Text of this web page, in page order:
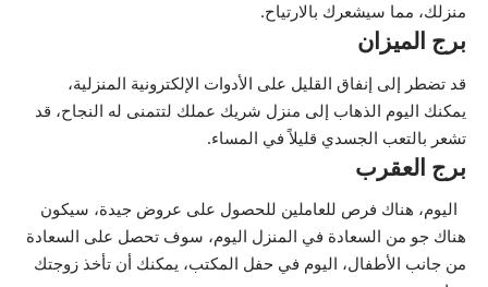
منزلك، مما سيشعرك بالارتياح.
برج الميزان
قد تضطر إلى إنفاق القليل على الأدوات الإلكترونية المنزلية،
يمكنك اليوم الذهاب إلى منزل شريك عملك لتتمنى له النجاح، قد
تشعر بالتعب الجسدي قليلاً في المساء.
برج العقرب
اليوم، هناك فرص للعاملين للحصول على عروض جيدة، سيكون
هناك جو من السعادة في المنزل اليوم، سوف تحصل على السعادة
من جانب الأطفال، اليوم في حفل المكتب، يمكنك أن تأخذ زوجتك